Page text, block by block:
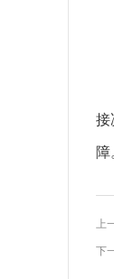
接
上
下